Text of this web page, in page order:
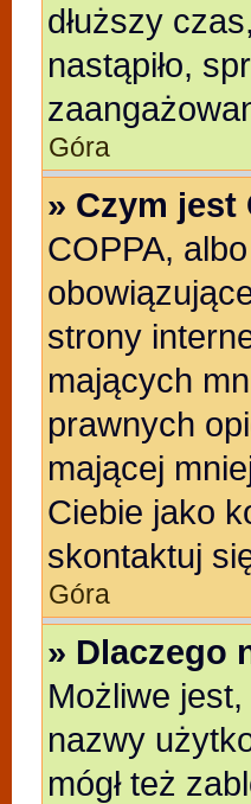
dłuższy
nastąpiło,
Góra
» Czym jest
COPPA,
strony
mających
prawnych
mającej
Ciebie jako
skontaktuj
Góra
» Dlaczego
Możliwe jest,
nazwy
mógł też